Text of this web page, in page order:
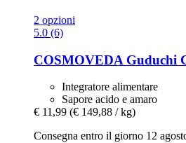
2 opzioni
5.0 (6)
COSMOVEDA Guduchi
Integratore alimentare
Sapore acido e amaro
€ 11,99 (€ 149,88 / kg)
Consegna entro il giorno 12